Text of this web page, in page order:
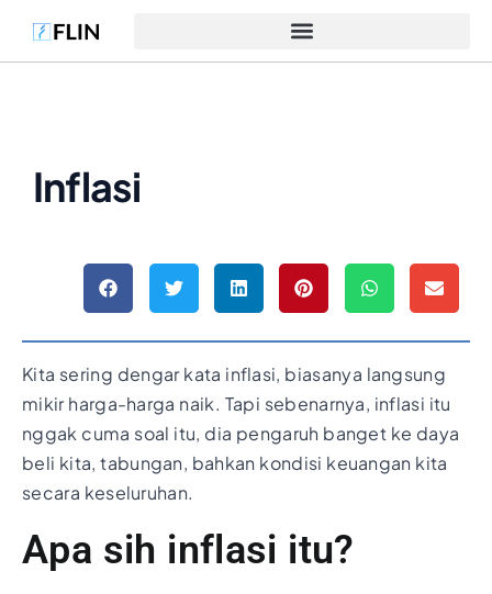
Inflasi
Kita sering dengar kata inflasi, biasanya langsung
mikir harga-harga naik. Tapi sebenarnya, inflasi itu
nggak cuma soal itu, dia pengaruh banget ke daya
beli kita, tabungan, bahkan kondisi keuangan kita
secara keseluruhan.
Apa sih inflasi itu?